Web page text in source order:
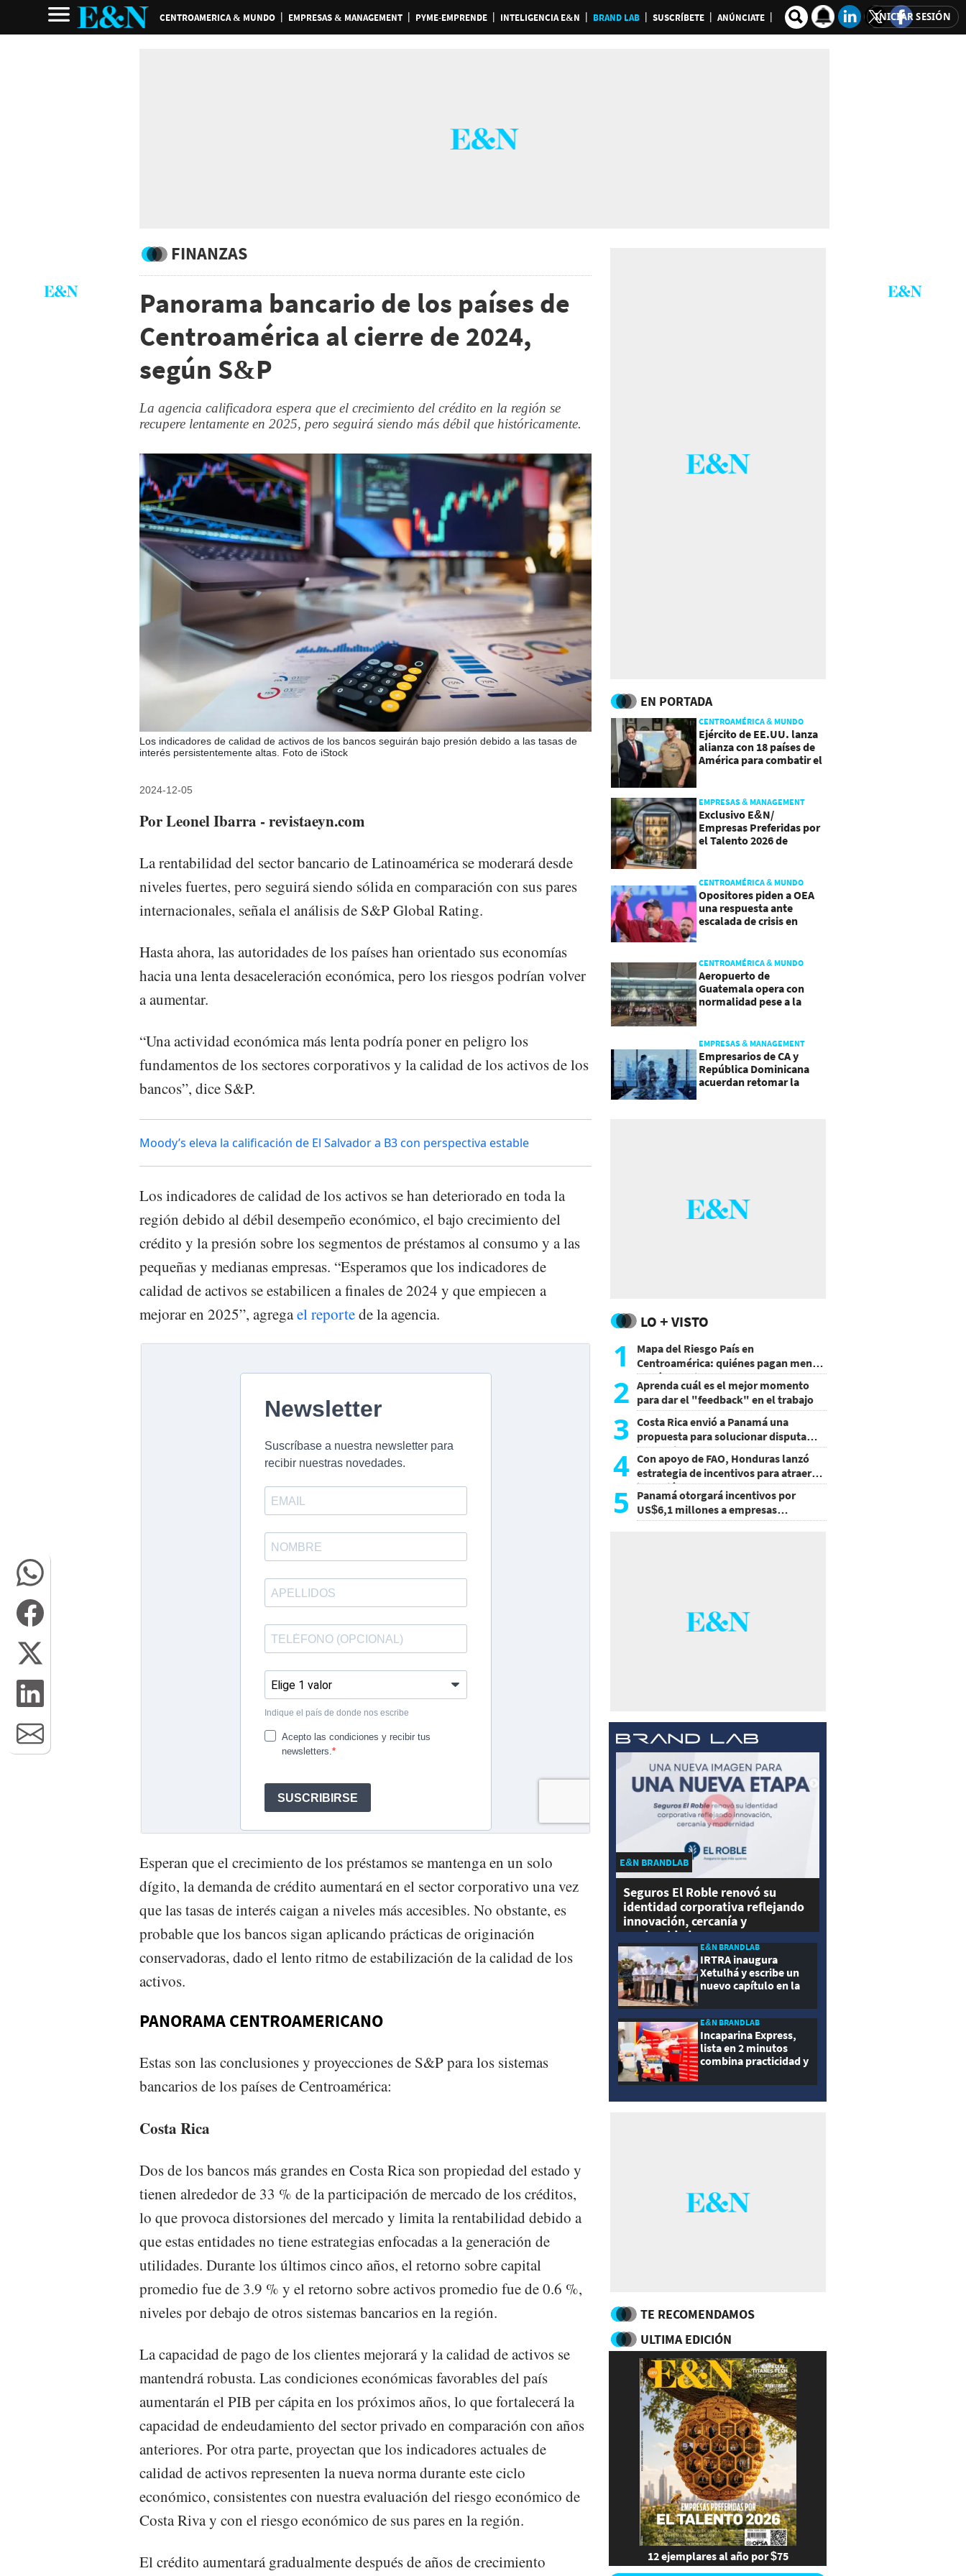
CENTROAMERICA & MUNDO EMPRESAS & MANAGEMENT PYME-EMPRENDE INTELIGENCIA E&N BRAND LAB SUSCRÍBETE ANÚNCIATE INICIAR SESIÓN
FINANZAS
Panorama bancario de los países de
Centroamérica al cierre de 2024,
según S&P
La agencia calificadora espera que el crecimiento del crédito en la región se
recupere lentamente en 2025, pero seguirá siendo más débil que históricamente.
Los indicadores de calidad de activos de los bancos seguirán bajo presión debido a las tasas de
interés persistentemente altas. Foto de iStock
2024-12-05
Por Leonel Ibarra - revistaeyn.com
La rentabilidad del sector bancario de Latinoamérica se moderará desde
niveles fuertes, pero seguirá siendo sólida en comparación con sus pares
internacionales, señala el análisis de S&P Global Rating.
Hasta ahora, las autoridades de los países han orientado sus economías
hacia una lenta desaceleración económica, pero los riesgos podrían volver
a aumentar.
“Una actividad económica más lenta podría poner en peligro los
fundamentos de los sectores corporativos y la calidad de los activos de los
bancos”, dice S&P.
Moody’s eleva la calificación de El Salvador a B3 con perspectiva estable
Los indicadores de calidad de los activos se han deteriorado en toda la
región debido al débil desempeño económico, el bajo crecimiento del
crédito y la presión sobre los segmentos de préstamos al consumo y a las
pequeñas y medianas empresas. “Esperamos que los indicadores de
calidad de activos se estabilicen a finales de 2024 y que empiecen a
mejorar en 2025”, agregael reportede la agencia.
Esperan que el crecimiento de los préstamos se mantenga en un solo
dígito, la demanda de crédito aumentará en el sector corporativo una vez
que las tasas de interés caigan a niveles más accesibles. No obstante, es
probable que los bancos sigan aplicando prácticas de originación
conservadoras, dado el lento ritmo de estabilización de la calidad de los
activos.
PANORAMA CENTROAMERICANO
Estas son las conclusiones y proyecciones de S&P para los sistemas
bancarios de los países de Centroamérica:
Costa Rica
Dos de los bancos más grandes en Costa Rica son propiedad del estado y
tienen alrededor de 33 % de la participación de mercado de los créditos,
lo que provoca distorsiones del mercado y limita la rentabilidad debido a
que estas entidades no tiene estrategias enfocadas a la generación de
utilidades. Durante los últimos cinco años, el retorno sobre capital
promedio fue de 3.9 % y el retorno sobre activos promedio fue de 0.6 %,
niveles por debajo de otros sistemas bancarios en la región.
La capacidad de pago de los clientes mejorará y la calidad de activos se
mantendrá robusta. Las condiciones económicas favorables del país
aumentarán el PIB per cápita en los próximos años, lo que fortalecerá la
capacidad de endeudamiento del sector privado en comparación con años
anteriores. Por otra parte, proyectan que los indicadores actuales de
calidad de activos representen la nueva norma durante este ciclo
económico, consistentes con nuestra evaluación del riesgo económico de
Costa Riva y con el riesgo económico de sus pares en la región.
El crédito aumentará gradualmente después de años de crecimiento
EN PORTADA
CENTROAMÉRICA & MUNDO
Ejército de EE.UU. lanza
alianza con 18 países de
América para combatir el
EMPRESAS & MANAGEMENT
Exclusivo E&N/
Empresas Preferidas por
el Talento 2026 de
CENTROAMÉRICA & MUNDO
Opositores piden a OEA
una respuesta ante
escalada de crisis en
CENTROAMÉRICA & MUNDO
Aeropuerto de
Guatemala opera con
normalidad pese a la
EMPRESAS & MANAGEMENT
Empresarios de CA y
República Dominicana
acuerdan retomar la
LO + VISTO
1
Mapa del Riesgo País en
Centroamérica: quiénes pagan menos
y cuáles mejoraron
2 Aprenda cuál es el mejor momento
para dar el "feedback" en el trabajo
3 Costa Rica envió a Panamá una
propuesta para solucionar disputa
comercial
4 Con apoyo de FAO, Honduras lanzó
estrategia de incentivos para atraer
inversión al agro
5
Panamá otorgará incentivos por
US$6,1 millones a empresas
agroexportadoras
E&N BRANDLAB
Seguros El Roble renovó su
identidad corporativa reflejando
innovación, cercanía y
modernidad
E&N BRANDLAB
IRTRA inaugura
Xetulhá y escribe un
nuevo capítulo en la
recreación de
Guatemala
E&N BRANDLAB
Incaparina Express,
lista en 2 minutos
combina practicidad y
TE RECOMENDAMOS
ULTIMA EDICIÓN
12 ejemplares al año por $75